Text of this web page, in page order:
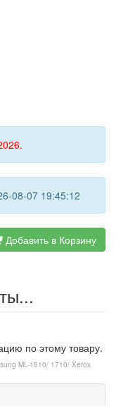
08-07 19:45:12
Добавить в Корзину
по этому товару.
ML-1510/ 1710/ Xerox